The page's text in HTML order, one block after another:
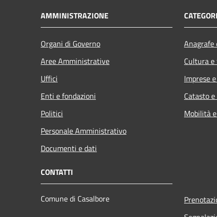
AMMINISTRAZIONE
Organi di Governo
Aree Amministrative
Uffici
Enti e fondazioni
Politici
Personale Amministrativo
Documenti e dati
Cultura
Imprese
Catasto
Mobilità
CONTATTI
Comune di Casalbore